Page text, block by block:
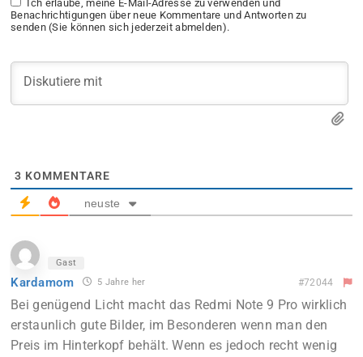
Ich erlaube, meine E-Mail-Adresse zu verwenden und
Benachrichtigungen über neue Kommentare und Antworten zu
senden (Sie können sich jederzeit abmelden).
3 KOMMENTARE
neuste
Gast
Kardamom 5 Jahre her #72044
Bei genügend Licht macht das Redmi Note 9 Pro wirklich
erstaunlich gute Bilder, im Besonderen wenn man den
Preis im Hinterkopf behält. Wenn es jedoch recht wenig